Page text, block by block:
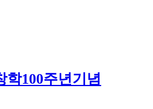
학100주년기념